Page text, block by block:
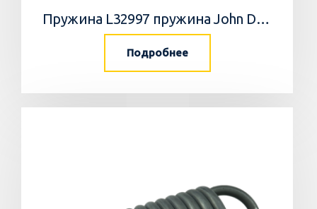
Пружина L32997 пружина John Deere
Подробнее